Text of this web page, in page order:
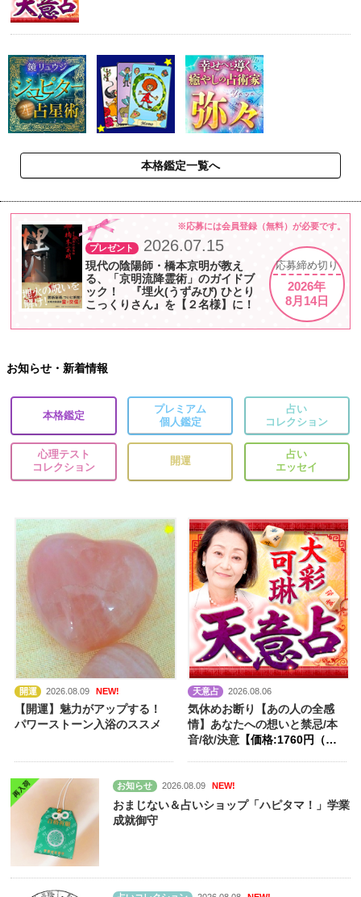
本格鑑定一覧へ
※応募には会員登録（無料）が必要です。
プレゼント 2026.07.15
現代の陰陽師・橋本京明が教え
る、「京明流降霊術」のガイドブ
ック！ 『埋火(うずみび) ひとり
こっくりさん』を【２名様】に！
応募締め切り
2026年
8月14日
お知らせ・新着情報
本格鑑定
プレミアム
個人鑑定
占い
コレクション
心理テスト
コレクション
開運
占い
エッセイ
開運 2026.08.09 NEW!
【開運】魅力がアップする！
パワーストーン入浴のススメ
天意占 2026.08.06
気休めお断り【あの人の全感
情】あなたへの想いと禁忌/本
音/欲/決意【価格:1760円（税
お知らせ 2026.08.09 NEW!
おまじない＆占いショップ「ハピタマ！」学業
成就御守